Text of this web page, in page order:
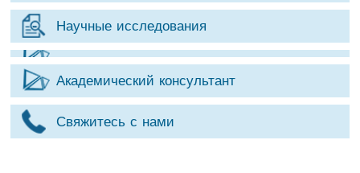
Научные исследования
Академический консультант
Свяжитесь с нами